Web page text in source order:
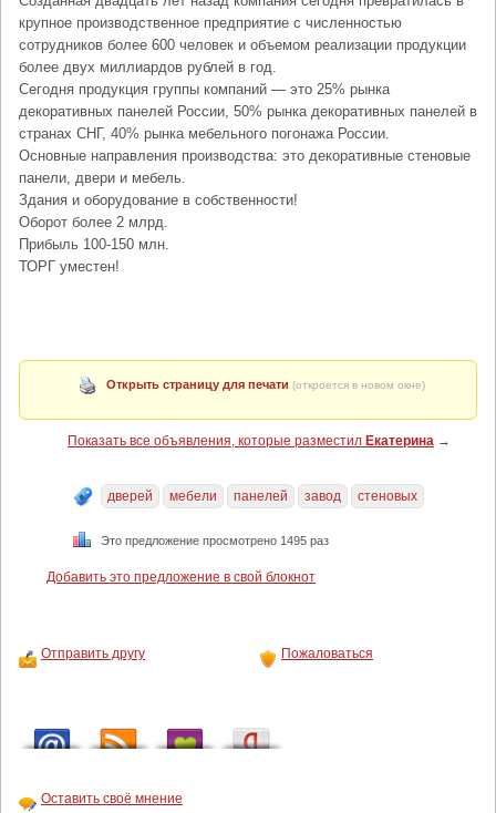
крупное производственное предприятие с численностью
сотрудников более 600 человек и объемом реализации продукции
более двух миллиардов рублей в год.
Сегодня продукция группы компаний — это 25% рынка
декоративных панелей России, 50% рынка декоративных панелей в
странах СНГ, 40% рынка мебельного погонажа России.
Основные направления производства: это декоративные стеновые
панели, двери и мебель.
Здания и оборудование в собственности!
Оборот более 2 млрд.
Прибыль 100-150 млн.
ТОРГ уместен!
Открыть страницу для печати (откроется в новом окне)
Показать все объявления, которые разместил Екатерина →
дверей мебели панелей завод стеновых
Это предложение просмотрено 1495 раз
Добавить это предложение в свой блокнот
Отправить другу Пожаловаться
Оставить своё мнение